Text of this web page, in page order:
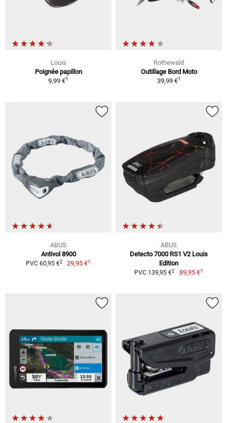
Louis
Poignée papillon
9,99 €1
Rothewald
Outillage Bord Moto
39,99 €1
ABUS
Antivol 8900
PVC 60,95 €2 29,95 €1
ABUS
Detecto 7000 RS1 V2 Louis
Edition
PVC 139,95 €2 89,95 €1